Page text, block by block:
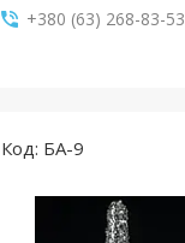
+380 (63) 268-83-53
БА-9